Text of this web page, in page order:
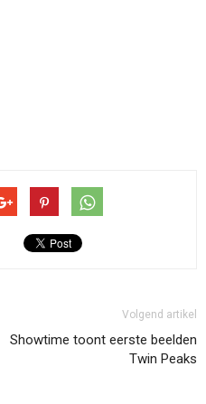
Volgend artikel
Showtime toont eerste beelden
Twin Peaks